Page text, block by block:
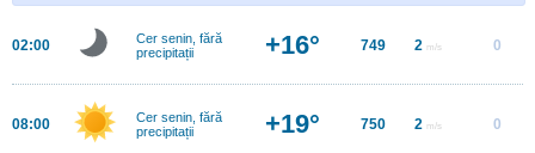
02:00
Cer senin, fără
precipitații
+16° 749 2 m/s 0
08:00
Cer senin, fără
precipitații
+19° 750 2 m/s 0